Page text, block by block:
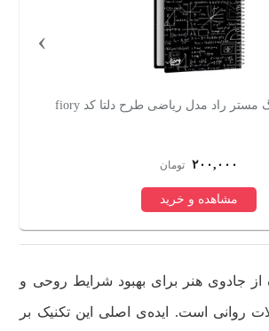
5 عددی
۲۸۸,۰۰۰ تومان
مشاهده و خرید
›
از جادوی هنر برای بهبود شرایط روحی و
روانی است. ایده‌ی اصلی این تکنیک بر